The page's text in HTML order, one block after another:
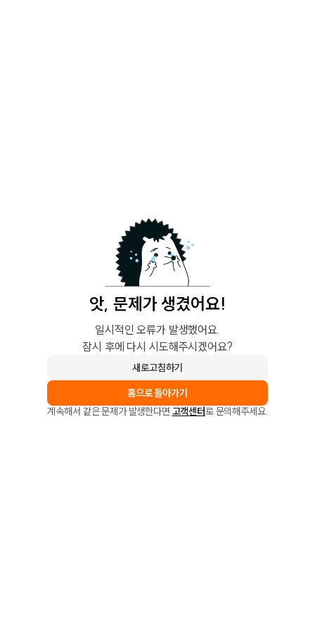
앗, 문제가 생겼어요!
일시적인 오류가 발생했어요.
잠시 후에 다시 시도해주시겠어요?
새로고침하기
홈으로 돌아가기
계속해서 같은 문제가 발생한다면 고객센터로 문의해주세요.